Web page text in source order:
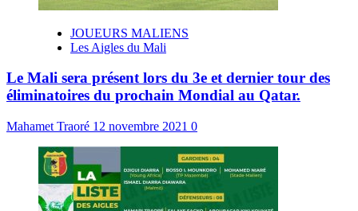
JOUEURS MALIENS
Les Aigles du Mali
Le Mali sera présent lors du 3e et dernier tour des
éliminatoires du prochain Mondial au Qatar.
Mahamet Traoré 12 novembre 2021 0